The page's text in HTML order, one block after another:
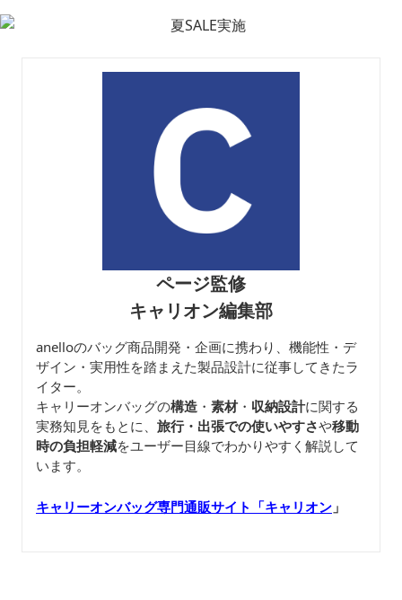
ページ監修
キャリオン編集部
anelloのバッグ商品開発・企画に携わり、機能性・デ
ザイン・実用性を踏まえた製品設計に従事してきたラ
イター。
キャリーオンバッグの構造 ・ 素材・ 収納設計に関する
実務知見をもとに、 旅行・出張での使いやすさや移動
時の負担軽減をユーザー目線でわかりやすく解説して
います。
キャリーオンバッグ専門通販サイト「キャリオン 」